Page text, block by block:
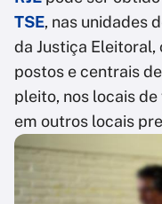
TSE, nas unidades
da Justiça
postos e centrais
pleito, nos locais
em outros locais